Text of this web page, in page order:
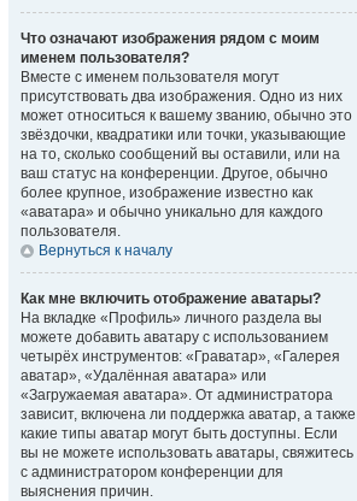
Что означают изображения рядом с моим
именем пользователя?
Вместе с именем пользователя могут
присутствовать два изображения. Одно из них
может относиться к вашему званию, обычно это
звёздочки, квадратики или точки, указывающие
на то, сколько сообщений вы оставили, или на
ваш статус на конференции. Другое, обычно
более крупное, изображение известно как
«аватара» и обычно уникально для каждого
пользователя.
Вернуться к началу
Как мне включить отображение аватары?
На вкладке «Профиль» личного раздела вы
можете добавить аватару с использованием
четырёх инструментов: «Граватар», «Галерея
аватар», «Удалённая аватара» или
«Загружаемая аватара». От администратора
зависит, включена ли поддержка аватар, а также
какие типы аватар могут быть доступны. Если
вы не можете использовать аватары, свяжитесь
с администратором конференции для
выяснения причин.